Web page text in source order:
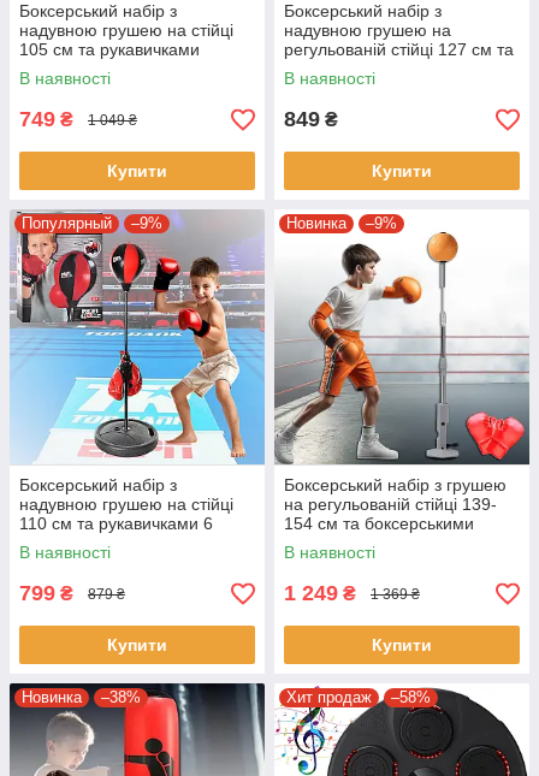
Боксерський набір з
надувною грушею на стійці
105 см та рукавичками
Punching Ball Set Дитячий
боксерський набір
В наявності
749 ₴ 1 049 ₴
Купити
Боксерський набір з
надувною грушею на
регульованій стійці 127 см та
рукавичками Boxing Дитячий
боксерський набір
В наявності
849 ₴
Купити
Популярный –9%
Боксерський набір з
надувною грушею на стійці
110 см та рукавичками 6
унцій MS 0331 Дитячий
боксерський набір
В наявності
799 ₴ 879 ₴
Купити
Новинка –9%
Боксерський набір з грушею
на регульованій стійці 139-
154 см та боксерськими
рукавичками
В наявності
1 249 ₴ 1 369 ₴
Купити
Новинка –38% Хит продаж –58%